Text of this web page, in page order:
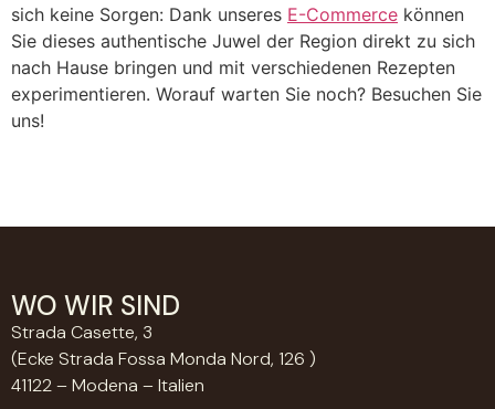
sich keine Sorgen: Dank unseres E-Commerce können
Sie dieses authentische Juwel der Region direkt zu sich
nach Hause bringen und mit verschiedenen Rezepten
experimentieren. Worauf warten Sie noch? Besuchen Sie
uns!
WO WIR SIND
Strada Casette, 3
(Ecke Strada Fossa Monda Nord, 126 )
41122 – Modena – Italien